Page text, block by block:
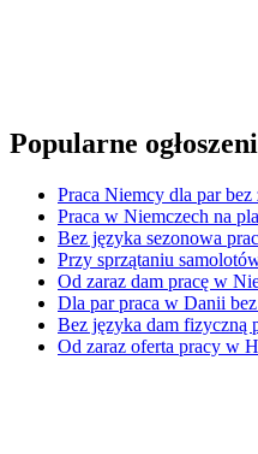
Popularne
Praca Niemcy dla par
Praca w Niemczech na
Bez języka sezonowa
Przy sprzątaniu
Od zaraz dam pracę w
Dla par praca w Danii
Bez języka dam fizyczną
Od zaraz oferta pracy w